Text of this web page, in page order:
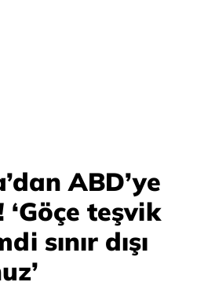
ABD’ye
teşvik
sınır dışı